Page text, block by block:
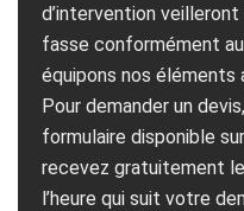
d’intervention
fasse conformément
équipons nos éléments
Pour demander un
formulaire disponible
recevez gratuitement
l’heure qui suit votre